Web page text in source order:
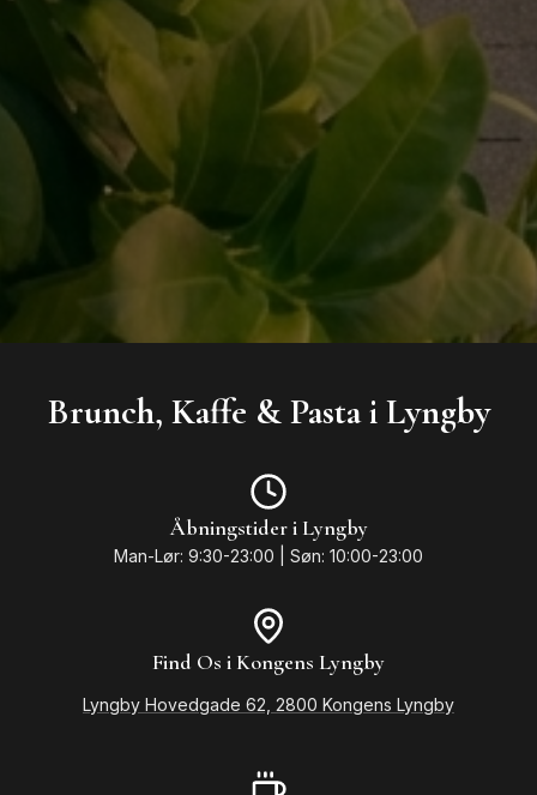
Brunch, Kaffe & Pasta i Lyngby
Åbningstider i Lyngby
Man-Lør: 9:30-23:00 | Søn: 10:00-23:00
Find Os i Kongens Lyngby
Lyngby Hovedgade 62, 2800 Kongens Lyngby